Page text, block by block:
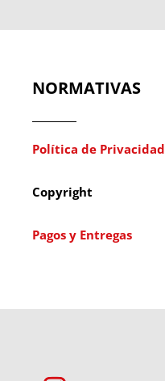
NORMATIVAS
Política de Privacidad
Copyright
Pagos y Entregas